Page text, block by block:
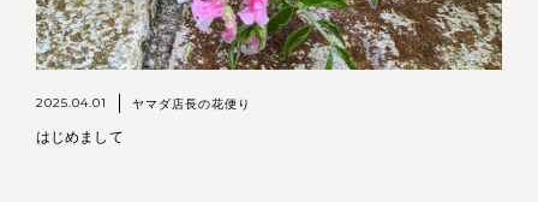
2025.04.01 ヤマダ店長の花便り
はじめまして